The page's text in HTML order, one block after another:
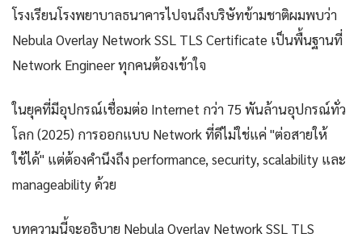
โรงเรียนโรงพยาบาลธนาคารไปจนถึงบริษัทข้ามชาติผมพบว่า
Nebula Overlay Network SSL TLS Certificate เป็นพื้นฐานที่
Network Engineer ทุกคนต้องเข้าใจ
ในยุคที่มีอุปกรณ์เชื่อมต่อ Internet กว่า 75 พันล้านอุปกรณ์ทั่ว
โลก (2025) การออกแบบ Network ที่ดีไม่ใช่แค่ "ต่อสายให้
ใช้ได้" แต่ต้องคำนึงถึง performance, security, scalability และ
manageability ด้วย
บทความนี้จะอธิบาย Nebula Overlay Network SSL TLS